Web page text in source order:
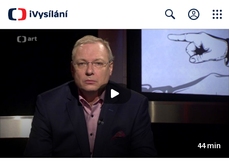
Search Close
44 min